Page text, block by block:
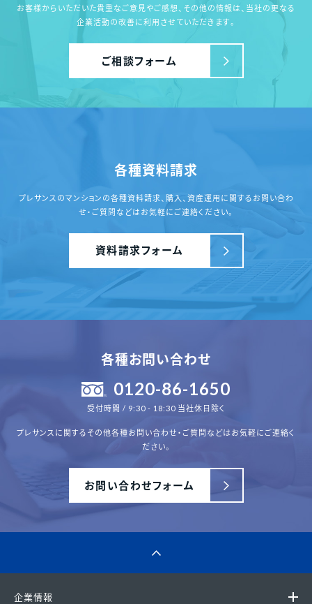
お客様からいただいた貴重なご意見やご感想、その他の情報は、 当社の更なる
企業活動の改善に利用させていただきます。
ご相談フォーム
各種資料請求
プレサンスのマンションの各種資料請求、 購入、資産運用に関するお問い合わ
せ・ご質問などはお気軽にご連絡ください。
資料請求フォーム
各種お問い合わせ
0120-86-1650
受付時間 / 9:30 - 18:30 当社休日除く
プレサンスに関するその他各種お問い合わせ・ご質問などはお気軽にご連絡く
ださい。
お問い合わせフォーム
企業情報